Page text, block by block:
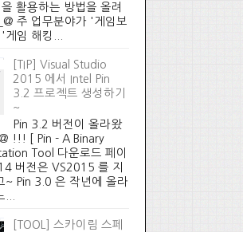
활용하는 방법을 올려
주 업무분야가 '게임보
임 해킹...
[TIP] Visual Studio
2015 에서 Intel Pin
3.2 프로젝트 생성하기
~
Pin 3.2 버전이 올라왔
!!! [ Pin - A Binary
Tool 다운로드 페이
버전은 VS2015 를 지
~ Pin 3.0 은 작년에 올라
[TOOL] 스카이림 스페